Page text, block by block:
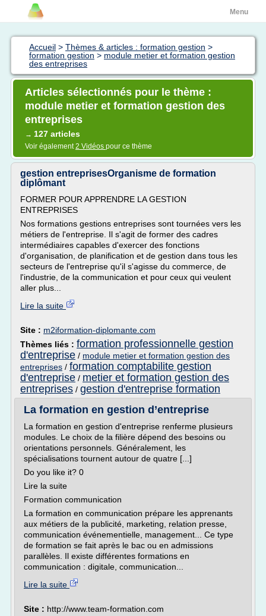
Menu
Accueil > Thèmes & articles : formation gestion >
formation gestion > module metier et formation gestion
des entreprises
Articles sélectionnés pour le thème :
module metier et formation gestion des
entreprises
→ 127 articles
Voir également2 Vidéos pour ce thème
gestion entreprisesOrganisme de formation
diplômant
FORMER POUR APPRENDRE LA GESTION
ENTREPRISES
Nos formations gestions entreprises sont tournées vers les
métiers de l'entreprise. Il s'agit de former des cadres
intermédiaires capables d'exercer des fonctions
d'organisation, de planification et de gestion dans tous les
secteurs de l'entreprise qu'il s'agisse du commerce, de
l'industrie, de la communication et pour ceux qui veulent
aller plus...
Lire la suite
Site : m2iformation-diplomante.com
Thèmes liés : formation professionnelle gestion
d'entreprise / module metier et formation gestion des
entreprises / formation comptabilite gestion
d'entreprise / metier et formation gestion des
entreprises / gestion d'entreprise formation
La formation en gestion d’entreprise
La formation en gestion d'entreprise renferme plusieurs
modules. Le choix de la filière dépend des besoins ou
orientations personnels. Généralement, les
spécialisations tournent autour de quatre [...]
Do you like it? 0
Lire la suite
Formation communication
La formation en communication prépare les apprenants
aux métiers de la publicité, marketing, relation presse,
communication événementielle, management... Ce type
de formation se fait après le bac ou en admissions
parallèles. Il existe différentes formations en
communication : digitale, communication...
Lire la suite
Site : http://www.team-formation.com